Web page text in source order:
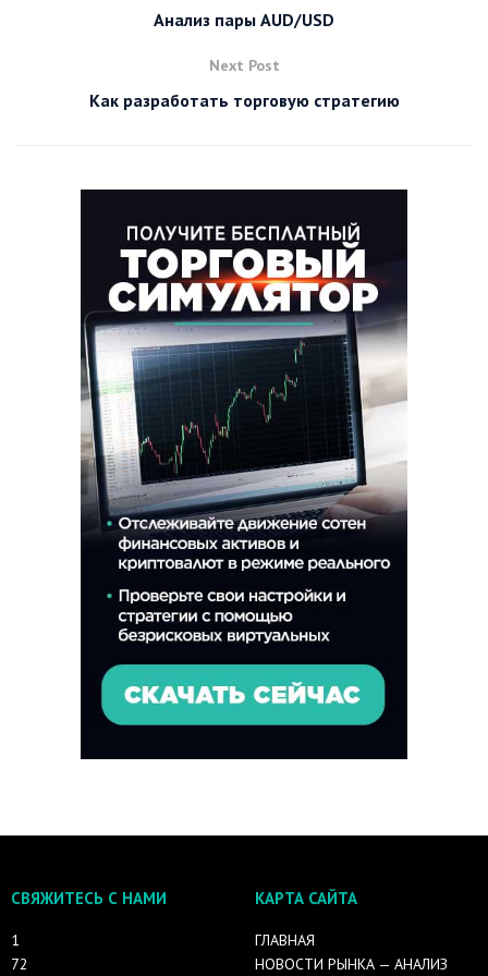
Анализ пары AUD/USD
Next Post
Как разработать торговую стратегию
СВЯЖИТЕСЬ С НАМИ
1
72
КАРТА САЙТА
ГЛАВНАЯ
НОВОСТИ РЫНКА — АНАЛИЗ